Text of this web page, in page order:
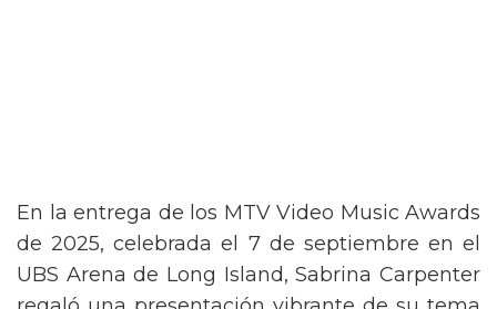
En la entrega de los MTV Video Music Awards
de 2025, celebrada el 7 de septiembre en el
UBS Arena de Long Island, Sabrina Carpenter